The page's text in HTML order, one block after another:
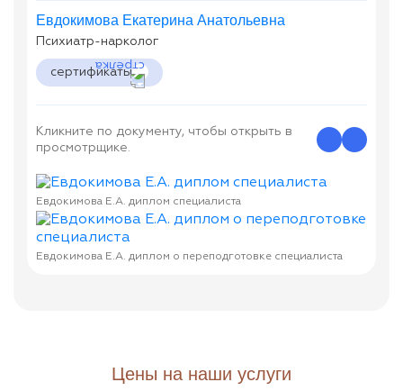
Евдокимова Екатерина Анатольевна
Психиатр-нарколог
сертификаты
Кликните по документу, чтобы открыть в
просмотрщике.
Евдокимова Е.А. диплом специалиста
Евдокимова Е.А. диплом о переподготовке специалиста
Цены на наши услуги